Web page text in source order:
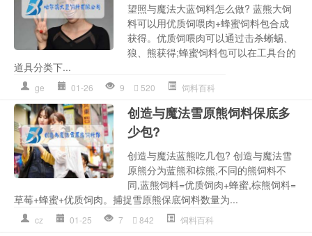
望照与魔法大蓝饲料怎么做? 蓝熊大饲
料可以用优质饲喂肉+蜂蜜饲料包合成
获得。优质饲喂肉可以通过击杀蜥蜴、
狼、熊获得;蜂蜜饲料包可以在工具台的
道具分类下...
ge 01-26 9 520 饲料百科
创造与魔法雪原熊饲料保底多
少包?
创造与魔法蓝熊吃几包? 创造与魔法雪
原熊分为蓝熊和棕熊,不同的熊饲料不
同,蓝熊饲料=优质饲肉+蜂蜜,棕熊饲料=
草莓+蜂蜜+优质饲肉。捕捉雪原熊保底饲料数量为...
cz 01-25 7 842 饲料百科